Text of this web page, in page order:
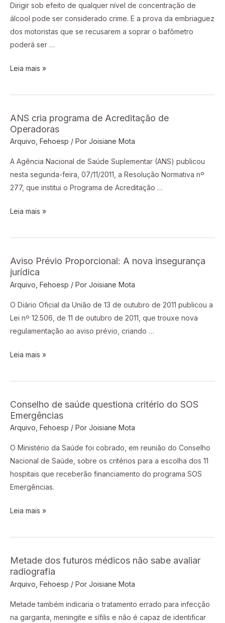
Dirigir sob efeito de qualquer nível de concentração de
álcool pode ser considerado crime. E a prova da embriaguez
dos motoristas que se recusarem a soprar o bafômetro
poderá ser …
zero
Leia mais »
ANS cria programa de Acreditação de
Operadoras
Arquivo Fehoesp / Por Joisiane Mota
A Agência Nacional de Saúde Suplementar (ANS) publicou
nesta segunda-feira, 07/11/2011, a Resolução Normativa nº
277, que institui o Programa de Acreditação …
ANS
cria
programa
de
Acreditação
de
Leia mais »
Aviso Prévio Proporcional: A nova insegurança
jurídica
Arquivo Fehoesp / Por Joisiane Mota
O Diário Oficial da União de 13 de outubro de 2011 publicou a
Lei nº 12.506, de 11 de outubro de 2011, que trouxe nova
regulamentação ao aviso prévio, criando …
Aviso
Prévio
Proporcional:
A
nova
insegurança
Leia mais »
Conselho de saúde questiona critério do SOS
Emergências
Arquivo, Fehoesp / Por Joisiane Mota
O Ministério da Saúde foi cobrado, em reunião do Conselho
Nacional de Saúde, sobre os critérios para a escolha dos 11
hospitais que receberão financiamento do programa SOS
Emergências.
Conselho
de
saúde
questiona
critério
do
SOS
Leia mais »
Metade dos futuros médicos não sabe avaliar
radiografia
Arquivo Fehoesp / Por Joisiane Mota
Metade também indicaria o tratamento errado para infecção
na garganta, meningite e sífilis e não é capaz de identificar
Metade
dos
futuros
médicos